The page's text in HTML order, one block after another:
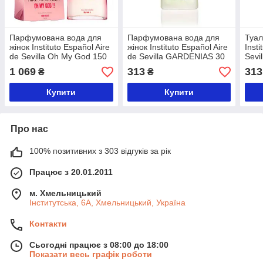
Парфумована вода для
жінок Instituto Español Aire
de Sevilla Oh My God 150
мл
1 069 ₴
Купити
Парфумована вода для
жінок Instituto Español Aire
de Sevilla GARDENIAS 30
мл
313₴
Купити
313
Про нас
100% позитивних з 303 відгуків за рік
Працює з 20.01.2011
м. Хмельницький
Інститутська, 6А, Хмельницький, Україна
Контакти
Сьогодні працює з 08:00 до 18:00
Показати весь графік роботи